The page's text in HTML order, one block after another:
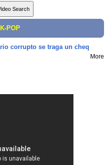
K-POP
corrupto se traga un cheq
More